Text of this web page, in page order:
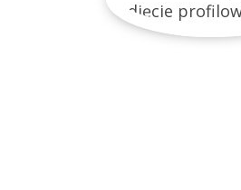
Święty Gaj jest miejscem
matką Gają, które
Jeden z nich odrodził
Piotr, który odnalazł tu
Święty Gaj kultywuje